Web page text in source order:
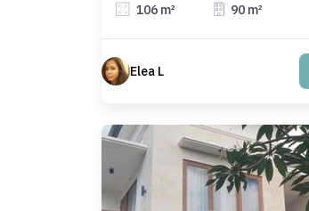
106 m² 90 m²
Elea L